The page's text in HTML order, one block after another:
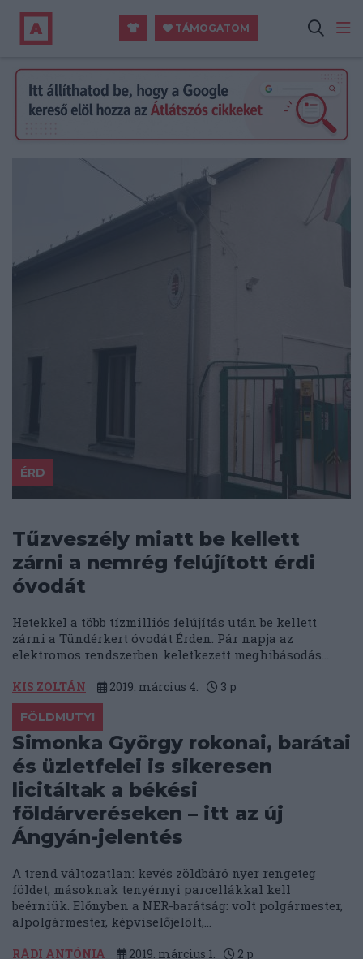
TÁMOGATOM
ÉRD
Tűzveszély miatt be kellett
zárni a nemrég felújított érdi
óvodát
Hetekkel a több tízmilliós felújítás után be kellett
zárni a Tündérkert óvodát Érden. Pár napja az
elektromos rendszerben keletkezett meghibásodás...
KIS ZOLTÁN 2019. március 4. 3 p
FÖLDMUTYI
Simonka György rokonai, barátai
és üzletfelei is sikeresen
licitáltak a békési
földárveréseken – itt az új
Ángyán-jelentés
A trend változatlan: kevés zöldbáró nyer rengeteg
földet, másoknak tenyérnyi parcellákkal kell
beérniük. Előnyben a NER-barátság: volt polgármester,
alpolgármester, képviselőjelölt,...
RÁDI ANTÓNIA 2019. március 1. 2 p